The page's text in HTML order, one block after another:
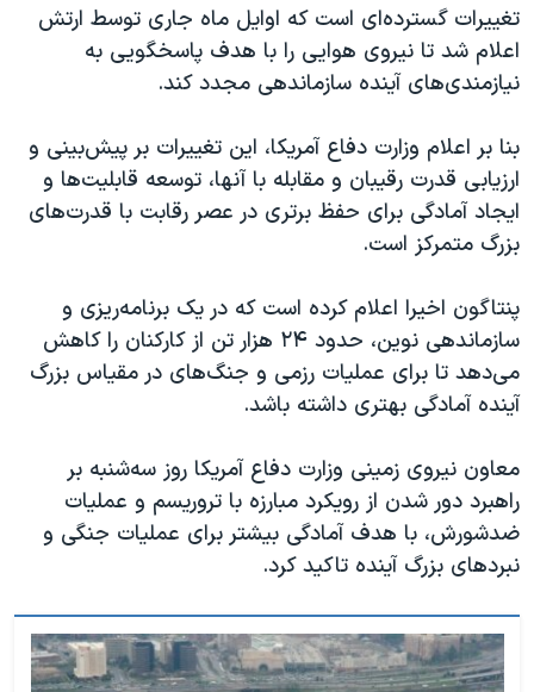
تغییرات گسترده‌ای است که اوایل ماه جاری توسط ارتش
اعلام شد تا نیروی هوایی را با هدف پاسخگویی به
نیازمندی‌های آینده سازماندهی مجدد کند.
بنا بر اعلام وزارت دفاع آمریکا، این تغییرات بر پیش‌بینی و
ارزیابی قدرت رقیبان و مقابله با آنها، توسعه قابلیت‌ها و
ایجاد آمادگی برای حفظ برتری در عصر رقابت با قدرت‌های
بزرگ متمرکز است.
پنتاگون اخیرا اعلام کرده است که در یک برنامه‌ریزی و
سازماندهی نوین، حدود ۲۴ هزار تن از کارکنان را کاهش
می‌دهد تا برای عملیات رزمی و جنگ‌های در مقیاس بزرگ
آینده آمادگی بهتری داشته باشد.
معاون نیروی زمینی وزارت دفاع آمریکا روز سه‌شنبه بر
راهبرد دور‌ شدن از رویکرد مبارزه با تروریسم و عملیات
ضدشورش، با هدف آمادگی بیشتر برای عملیات جنگی و
نبردهای بزرگ آینده تاکید کرد.